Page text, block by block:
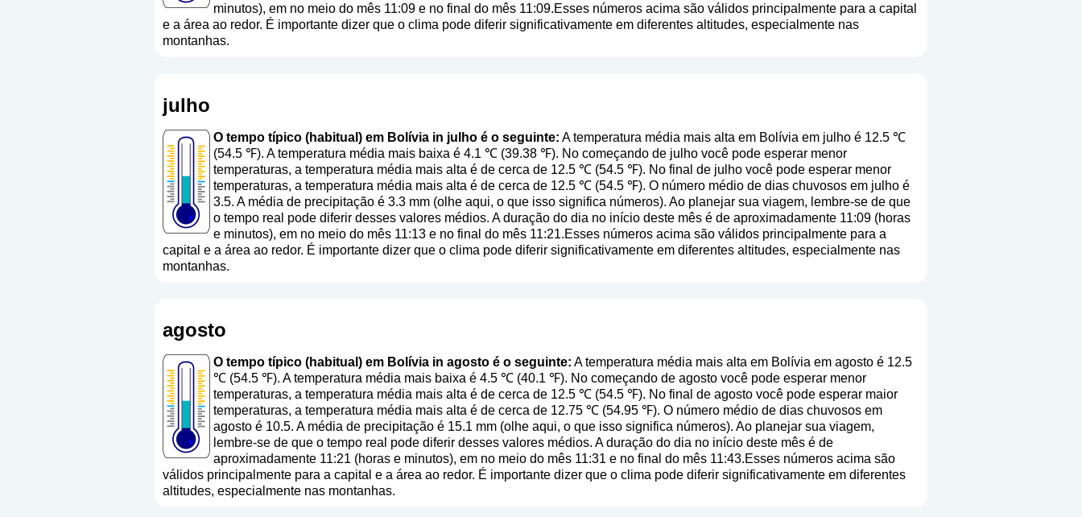
minutos), em no meio do mês 11:09 e no final do mês 11:09.Esses números acima são válidos principalmente para a capital
e a área ao redor. É importante dizer que o clima pode diferir significativamente em diferentes altitudes, especialmente nas
montanhas.
julho
O tempo típico (habitual) em Bolívia in julho é o seguinte: A temperatura média mais alta em Bolívia em julho é 12.5 ℃
(54.5 ℉). A temperatura média mais baixa é 4.1 ℃ (39.38 ℉). No começando de julho você pode esperar menor
temperaturas, a temperatura média mais alta é de cerca de 12.5 ℃ (54.5 ℉). No final de julho você pode esperar menor
temperaturas, a temperatura média mais alta é de cerca de 12.5 ℃ (54.5 ℉). O número médio de dias chuvosos em julho é
3.5. A média de precipitação é 3.3 mm (olhe aqui, o que isso significa números). Ao planejar sua viagem, lembre-se de que
o tempo real pode diferir desses valores médios. A duração do dia no início deste mês é de aproximadamente 11:09 (horas
e minutos), em no meio do mês 11:13 e no final do mês 11:21.Esses números acima são válidos principalmente para a
capital e a área ao redor. É importante dizer que o clima pode diferir significativamente em diferentes altitudes, especialmente nas
montanhas.
agosto
O tempo típico (habitual) em Bolívia in agosto é o seguinte: A temperatura média mais alta em Bolívia em agosto é 12.5
℃ (54.5 ℉). A temperatura média mais baixa é 4.5 ℃ (40.1 ℉). No começando de agosto você pode esperar menor
temperaturas, a temperatura média mais alta é de cerca de 12.5 ℃ (54.5 ℉). No final de agosto você pode esperar maior
temperaturas, a temperatura média mais alta é de cerca de 12.75 ℃ (54.95 ℉). O número médio de dias chuvosos em
agosto é 10.5. A média de precipitação é 15.1 mm (olhe aqui, o que isso significa números). Ao planejar sua viagem,
lembre-se de que o tempo real pode diferir desses valores médios. A duração do dia no início deste mês é de
aproximadamente 11:21 (horas e minutos), em no meio do mês 11:31 e no final do mês 11:43.Esses números acima são
válidos principalmente para a capital e a área ao redor. É importante dizer que o clima pode diferir significativamente em diferentes
altitudes, especialmente nas montanhas.